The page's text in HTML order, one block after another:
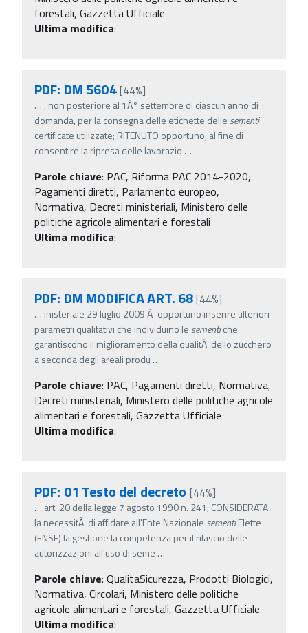
forestali, Gazzetta Ufficiale
Ultima modifica:
PDF: DM 5604[44%]
… , non posteriore al 1Â° settembre di ciascun anno di
domanda, per la consegna delle etichette delle sementi
certificate utilizzate; RITENUTO opportuno, al fine di
consentire la ripresa delle lavorazio …
Parole chiave: PAC, Riforma PAC 2014-2020,
Pagamenti diretti, Parlamento europeo,
Normativa, Decreti ministeriali, Ministero delle
politiche agricole alimentari e forestali
Ultima modifica:
PDF: DM MODIFICA ART. 68[44%]
… inisteriale 29 luglio 2009 Ã¨ opportuno inserire ulteriori
parametri qualitativi che individuino le sementiche
garantiscono il miglioramento della qualitÃ dello zucchero
a seconda degli areali produ …
Parole chiave: PAC, Pagamenti diretti, Normativa,
Decreti ministeriali, Ministero delle politiche agricole
alimentari e forestali, Gazzetta Ufficiale
Ultima modifica:
PDF: 01 Testo del decreto [44%]
… art. 20 della legge 7 agosto 1990 n. 241; CONSIDERATA
la necessitÃ di affidare all'Ente Nazionale sementiElette
(ENSE) la gestione la competenza per il rilascio delle
autorizzazioni all'uso di seme …
Parole chiave: QualitaSicurezza, Prodotti Biologici,
Normativa, Circolari, Ministero delle politiche
agricole alimentari e forestali, Gazzetta Ufficiale
Ultima modifica: